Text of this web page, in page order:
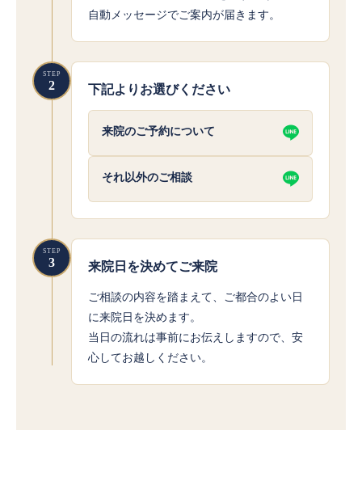
自動メッセージでご案内が届きます。
STEP
2 下記よりお選びください
来院のご予約について
それ以外のご相談
STEP
3 来院日を決めてご来院
ご相談の内容を踏まえて、ご都合のよい日
に来院日を決めます。
当日の流れは事前にお伝えしますので、安
心してお越しください。